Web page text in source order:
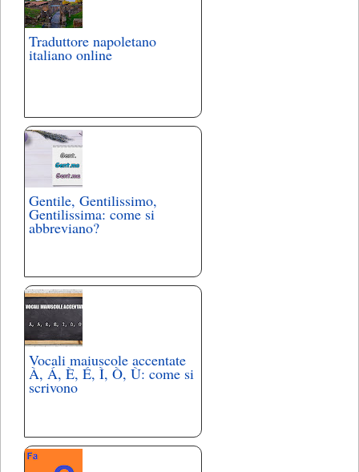
Traduttore napoletano
italiano online
Gentile, Gentilissimo,
Gentilissima: come si
abbreviano?
Vocali maiuscole accentate
À, Á, È, É, Ì, Ò, Ù: come si
scrivono